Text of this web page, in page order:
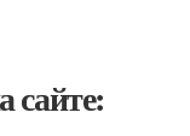
сайте: